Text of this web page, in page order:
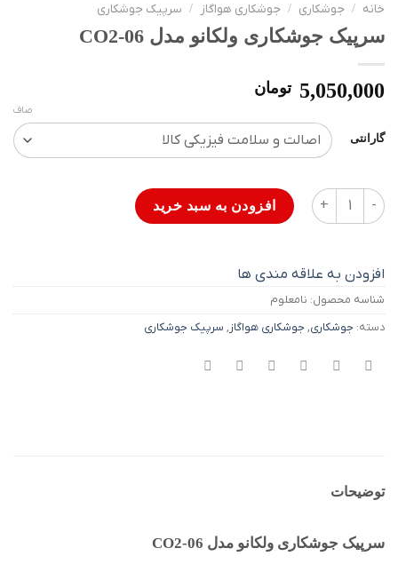
خانه / جوشکاری / جوشکاری هواگاز / سرپیک جوشکاری
سرپیک جوشکاری ولکانو مدل CO2-06
5,050,000 تومان
گارانتی
صاف
سرپیک جوشکاری ولکانو مدل CO2-06 عدد
افزودن به سبد خرید
افزودن به علاقه مندی ها
شناسه محصول: نامعلوم
دسته: جوشکاری, جوشکاری هواگاز, سرپیک جوشکاری
توضیحات
سرپیک جوشکاری ولکانو مدل CO2-06